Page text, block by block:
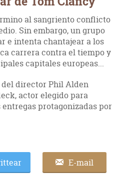
al sangriento conflicto
Sin embargo, un grupo
e intenta chantajear a los
carrera contra el tiempo y
capitales europeas...
del director Phil Alden
actor elegido para
protagonizadas por
E-mail